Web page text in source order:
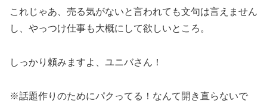
これじゃあ、売る気がないと言われても文句は言えません
し、やっつけ仕事も大概にして欲しいところ。
しっかり頼みますよ、ユニバさん！
※話題作りのためにパクってる！なんて開き直らないで